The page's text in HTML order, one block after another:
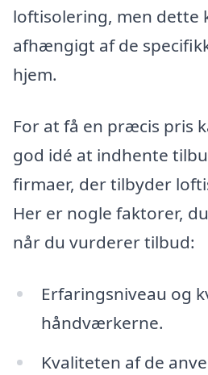
loftisolering, men dette
afhængigt af de
hjem.
For at få en præcis pris
god idé at indhente
firmaer, der tilbyder
Her er nogle faktorer,
når du vurderer tilbud:
Erfaringsniveau og
håndværkerne.
Kvaliteten af de